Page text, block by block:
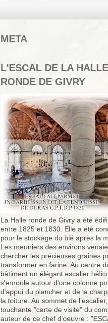
META
L'ESCAL DE LA HALLE
RONDE DE GIVRY
La Halle ronde de Givry a été
entre 1825 et 1830. Elle a été
pour le stockage du blé après la
Les meuniers des environs
chercher les précieuses graines
transformer en farine. Au centre
bâtiment un élégant escalier
s'enroule autour d'une colonne
d'appui du plancher et de la
la toiture. Au sommet de
touchante "carte de visite" du
auteur de ce chef d'oeuvre :